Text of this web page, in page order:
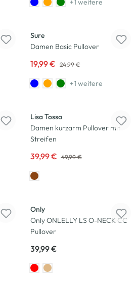
Sure
Damen Basic Pullover
19,99 € 24,99 €
+1 weitere
Lisa Tossa
Damen kurzarm Pullover mit
Streifen
39,99 € 49,99 €
Only
Only ONLELLY LS O-NECK CC
Pullover
39,99 €